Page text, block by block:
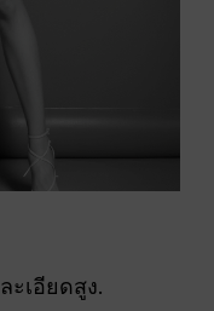
ะเอียดสูง.